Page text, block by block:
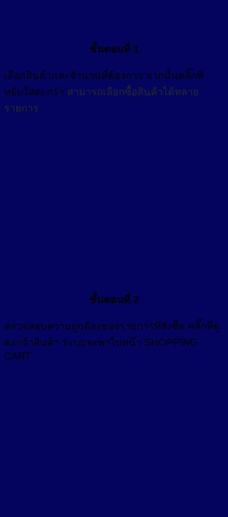
ขั้นตอนที่ 1
เลือกสินค้าและจำนวนที่ต้องการ จากนั้นคลิ๊กที่
หยิบใส่ตะกร้า สามารถเลือกซื้อสินค้าได้หลาย
รายการ
ขั้นตอนที่ 2
ตรวจสอบความถูกต้องของรายการที่สั่งซื้อ คลิ๊กที่ดู
ตะกร้าสินค้า ระบบจะพาไปหน้า SHOPPING
CART